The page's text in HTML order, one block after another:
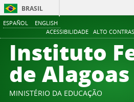
ESPAÑOL ENGLISH
ACESSIBILIDADE ALTO
BRASIL
Instituto
de Alagoas
MINISTÉRIO DA EDUCAÇÃO